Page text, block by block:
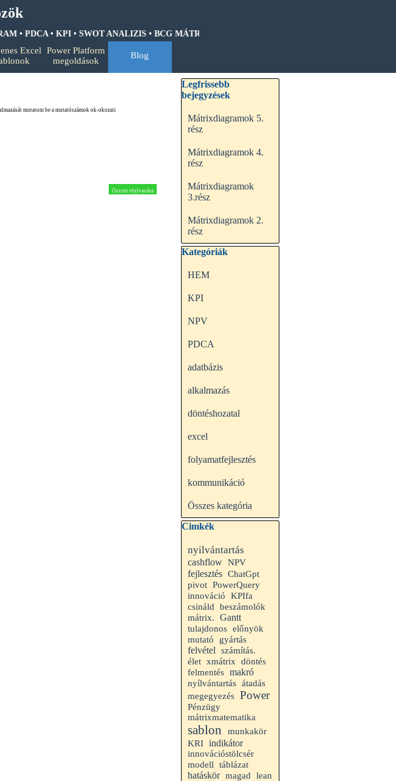
• PDCA • KPI • SWOT ANALIZIS • BCG MÁTRIX • HOSHIN KANRI • QFD • CASH-FLOW • GANTT
▼
Excel
▼
Power Platform
megoldások
▼
Blog
mutatom be a mutatószámok ok-okozati
Összes elolvasása
Kihagy blokk Legfrissebb bejegyzések
Legfrissebb
bejegyzések
Mátrixdiagramok 5.
rész
Mátrixdiagramok 4.
rész
Mátrixdiagramok
3.rész
Mátrixdiagramok 2.
rész
Kihagy blokk Kategóriák
Kategóriák
HEM
KPI
NPV
PDCA
adatbázis
alkalmazás
döntéshozatal
excel
folyamatfejlesztés
kommunikáció
Összes kategória
Kihagy blokk Cimkék
Cimkék
nyilvántartás
cashflow NPV
fejlesztés ChatGpt
pivot PowerQuery
innováció
KPIfa
csináld
beszámolók
mátrix.
Gantt
tulajdonos előnyök
mutató
gyártás
felvétel
számítás.
élet xmátrix
döntés
felmentés makró
nyílvántartás átadás
megegyezés Power
Pénzügy
mátrixmatematika
sablon
munkakör
KRI indikátor
innovációstölcsér
modell
táblázat
hatáskör magad
lean